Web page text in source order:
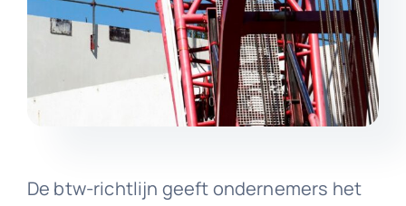
De btw-richtlijn geeft ondernemers het